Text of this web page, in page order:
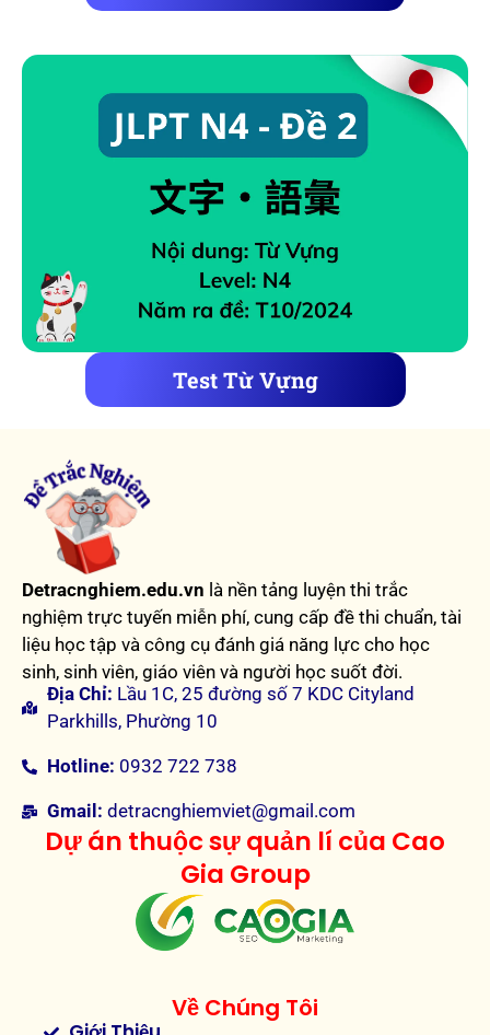
Test Từ Vựng
Detracnghiem.edu.vn là nền tảng luyện thi trắc
nghiệm trực tuyến miễn phí, cung cấp đề thi chuẩn, tài
liệu học tập và công cụ đánh giá năng lực cho học
sinh, sinh viên, giáo viên và người học suốt đời.
Địa Chỉ: Lầu 1C, 25 đường số 7 KDC Cityland
Parkhills, Phường 10
Hotline: 0932 722 738
Gmail: detracnghiemviet@gmail.com
Dự án thuộc sự quản lí của Cao
Gia Group
Về Chúng Tôi